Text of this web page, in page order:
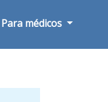
Para médicos